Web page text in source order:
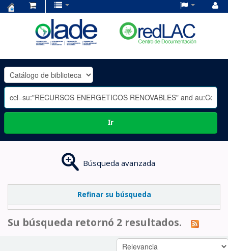
OLADE
-
Ir
Búsqueda avanzada
Refinar su búsqueda
Su búsqueda retornó 2 resultados.